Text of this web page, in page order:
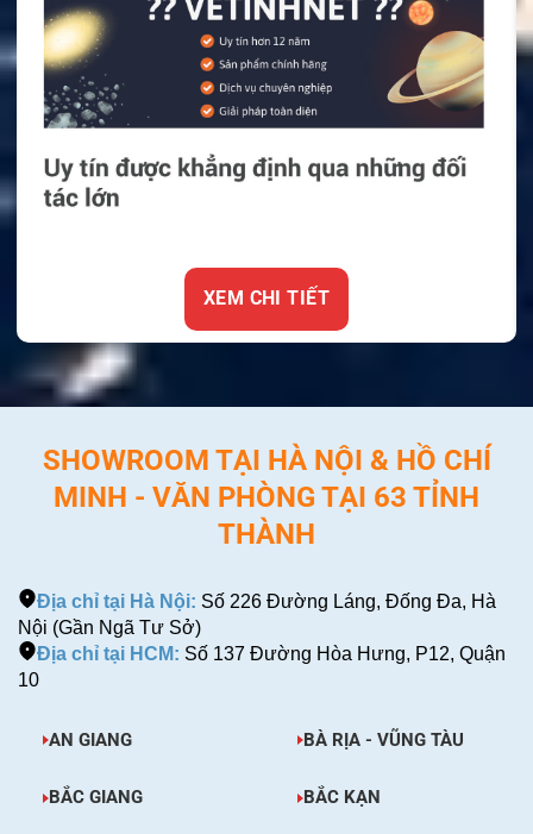
XEM CHI TIẾT
SHOWROOM TẠI HÀ NỘI & HỒ CHÍ
MINH - VĂN PHÒNG TẠI 63 TỈNH
THÀNH
Địa chỉ tại Hà Nội: Số 226 Đường Láng, Đống Đa, Hà
Nội (Gần Ngã Tư Sở)
Địa chỉ tại HCM: Số 137 Đường Hòa Hưng, P12, Quận
10
AN GIANG BÀ RỊA - VŨNG TÀU
BẮC GIANG BẮC KẠN